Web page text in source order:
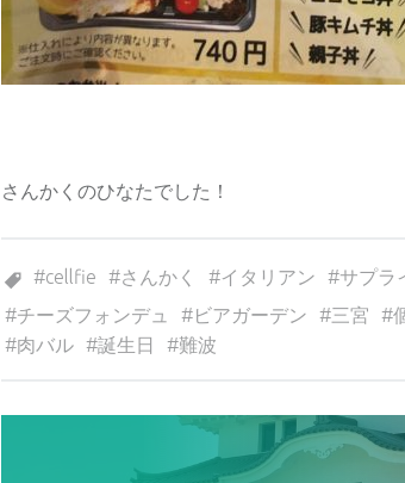
さんかくのひなたでした！
cellfie
さんかく イタリアン サプラ
チーズフォンデュ
ビアガーデン 三宮
肉バル
誕生日 難波
投稿ナビゲーション